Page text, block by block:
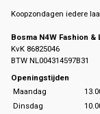
Koopzondagen iedere
Bosma N4W Fashion
KvK 86825046
BTW NL004314597B31
Openingstijden
Maandag
Dinsdag